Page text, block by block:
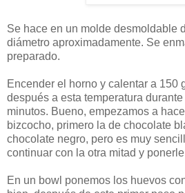
Se hace en un molde desmoldable
diámetro aproximadamente. Se
preparado.
Encender el horno y calentar a 150
después a esta temperatura
minutos. Bueno, empezamos a
bizcocho, primero la de chocolate
chocolate negro, pero es muy
continuar con la otra mitad y
En un bowl ponemos los huevos